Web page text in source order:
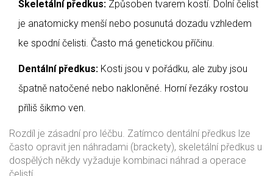
Skeletální předkus: Způsoben tvarem kostí. Dolní čelist
je anatomicky menší nebo posunutá dozadu vzhledem
ke spodní čelisti. Často má genetickou příčinu.
Dentální předkus: Kosti jsou v pořádku, ale zuby jsou
špatně natočené nebo nakloněné. Horní řezáky rostou
příliš šikmo ven.
Rozdíl je zásadní pro léčbu. Zatímco dentální předkus lze
často opravit jen náhradami (brackety), skeletální předkus u
dospělých někdy vyžaduje kombinaci náhrad a operace